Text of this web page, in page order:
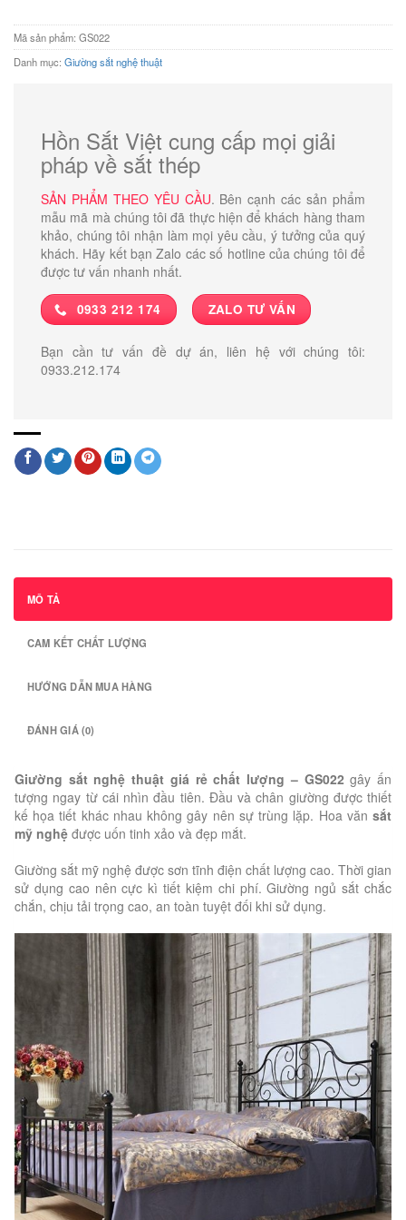
Mã sản phẩm: GS022
Danh mục: Giường sắt nghệ thuật
Hồn Sắt Việt cung cấp mọi giải
pháp về sắt thép
SẢN PHẨM THEO YÊU CẦU. Bên cạnh các sản phẩm
mẫu mã mà chúng tôi đã thực hiện để khách hàng tham
khảo, chúng tôi nhận làm mọi yêu cầu, ý tưởng của quý
khách. Hãy kết bạn Zalo các số hotline của chúng tôi để
được tư vấn nhanh nhất.
0933 212 174 ZALO TƯ VẤN
Bạn cần tư vấn đề dự án, liên hệ với chúng tôi:
0933.212.174
MÔ TẢ
CAM KẾT CHẤT LƯỢNG
HƯỚNG DẪN MUA HÀNG
ĐÁNH GIÁ (0)
Giường sắt nghệ thuật giá rẻ chất lượng – GS022gây ấn
tượng ngay từ cái nhìn đầu tiên. Đầu và chân giường được thiết
kế họa tiết khác nhau không gây nên sự trùng lặp. Hoa văn sắt
mỹ nghệ được uốn tinh xảo và đẹp mắt.
Giường sắt mỹ nghệ được sơn tĩnh điện chất lượng cao. Thời gian
sử dụng cao nên cực kì tiết kiệm chi phí. Giường ngủ sắt chắc
chắn, chịu tải trọng cao, an toàn tuyệt đối khi sử dụng.